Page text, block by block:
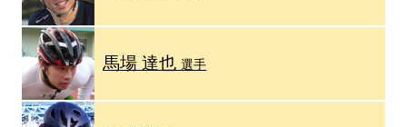
馬場 達也選手